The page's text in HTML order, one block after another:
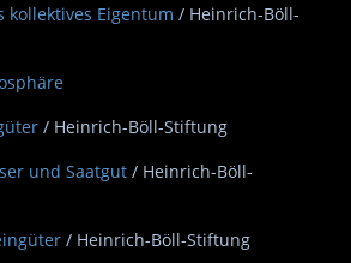
kollektives Eigentum / Heinrich-Böll-
/ Heinrich-Böll-Stiftung
und Saatgut / Heinrich-Böll-
/ Heinrich-Böll-Stiftung